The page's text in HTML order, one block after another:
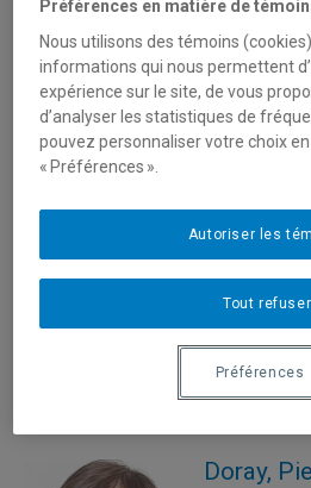
Courriel
Coutu,
(514) 987-
Courriel
Doray,
Préférences en matière de
Nous utilisons des témoins
informations qui nous permettent
expérience sur le site, de vous
d’analyser les statistiques de
pouvez personnaliser votre choix
« Préférences ».
Tout refuser
Autoriser les
Préférences